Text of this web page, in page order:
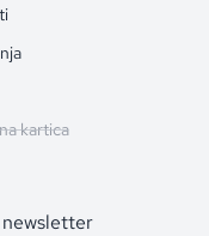
kartica